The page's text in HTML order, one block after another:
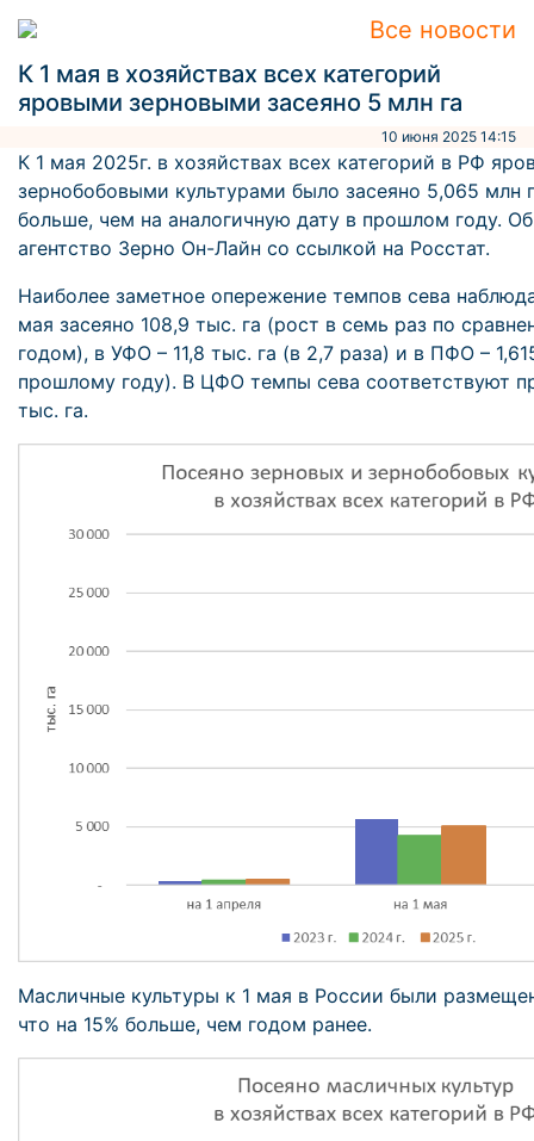
Все новости
К 1 мая в хозяйствах всех категорий
яровыми зерновыми засеяно 5 млн га
10 июня 2025 14:15
К 1 мая 2025г. в хозяйствах всех категорий в РФ
зернобобовыми культурами было засеяно 5,065 млн
больше, чем на аналогичную дату в прошлом году.
агентство Зерно Он-Лайн со ссылкой на Росстат.
Наиболее заметное опережение темпов сева
мая засеяно 108,9 тыс. га (рост в семь раз по
годом), в УФО – 11,8 тыс. га (в 2,7 раза) и в ПФО –
прошлому году). В ЦФО темпы сева соответствуют
тыс. га.
Масличные культуры к 1 мая в России были
что на 15% больше, чем годом ранее.